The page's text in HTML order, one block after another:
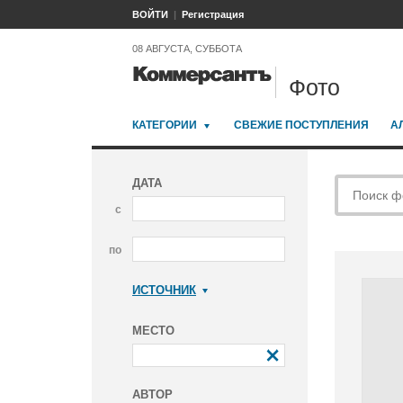
ВОЙТИ Регистрация
08 АВГУСТА, СУББОТА
Фото
КАТЕГОРИИ СВЕЖИЕ ПОСТУПЛЕНИЯ
ДАТА
с
по
ИСТОЧНИК
МЕСТО
АВТОР